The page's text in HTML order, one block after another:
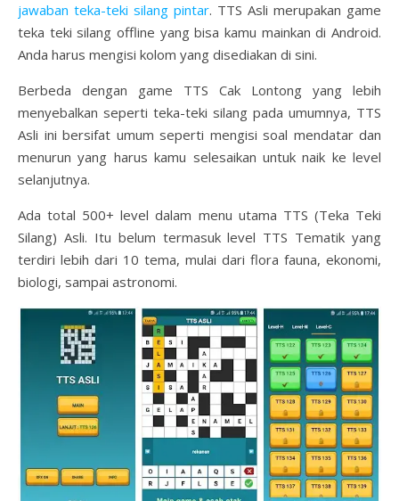
jawaban teka-teki silang pintar. TTS Asli merupakan game
teka teki silang offline yang bisa kamu mainkan di Android.
Anda harus mengisi kolom yang disediakan di sini.
Berbeda dengan game TTS Cak Lontong yang lebih
menyebalkan seperti teka-teki silang pada umumnya, TTS
Asli ini bersifat umum seperti mengisi soal mendatar dan
menurun yang harus kamu selesaikan untuk naik ke level
selanjutnya.
Ada total 500+ level dalam menu utama TTS (Teka Teki
Silang) Asli. Itu belum termasuk level TTS Tematik yang
terdiri lebih dari 10 tema, mulai dari flora fauna, ekonomi,
biologi, sampai astronomi.